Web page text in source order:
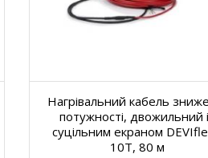
Нагрівальний кабель
потужності, двожильний
суцільним екраном
10T, 80 м